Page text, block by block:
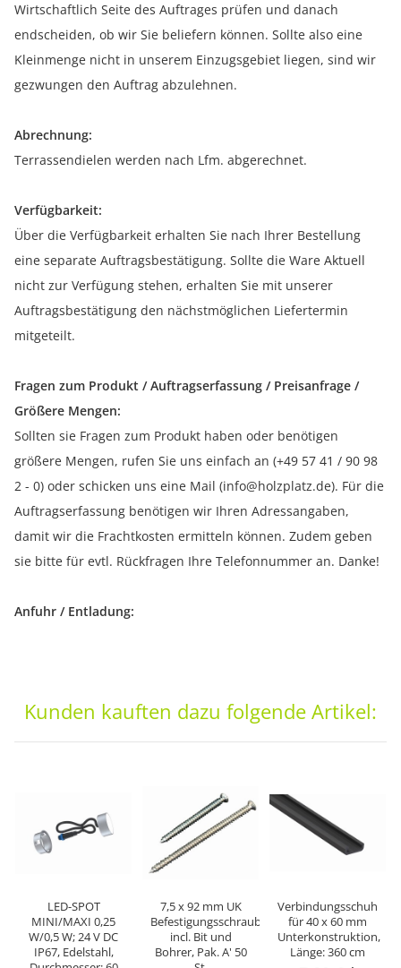
Wirtschaftlich Seite des Auftrages prüfen und danach
endscheiden, ob wir Sie beliefern können. Sollte also eine
Kleinmenge nicht in unserem Einzugsgebiet liegen, sind wir
gezwungen den Auftrag abzulehnen.
Abrechnung:
Terrassendielen werden nach Lfm. abgerechnet.
Verfügbarkeit:
Über die Verfügbarkeit erhalten Sie nach Ihrer Bestellung
eine separate Auftragsbestätigung. Sollte die Ware Aktuell
nicht zur Verfügung stehen, erhalten Sie mit unserer
Auftragsbestätigung den nächstmöglichen Liefertermin
mitgeteilt.
Fragen zum Produkt / Auftragserfassung / Preisanfrage /
Größere Mengen:
Sollten sie Fragen zum Produkt haben oder benötigen
größere Mengen, rufen Sie uns einfach an (+49 57 41 / 90 98
2 - 0) oder schicken uns eine Mail (info@holzplatz.de). Für die
Auftragserfassung benötigen wir Ihren Adressangaben,
damit wir die Frachtkosten ermitteln können. Zudem geben
sie bitte für evtl. Rückfragen Ihre Telefonnummer an. Danke!
Anfuhr / Entladung:
Kunden kauften dazu folgende Artikel:
LED-SPOT
MINI/MAXI 0,25
W/0,5 W; 24 V DC
IP67, Edelstahl,
7,5 x 92 mm UK
Befestigungsschrauben
incl. Bit und
Bohrer, Pak. A' 50
Verbindungsschuh
für 40 x 60 mm
Unterkonstruktion,
Länge: 360 cm